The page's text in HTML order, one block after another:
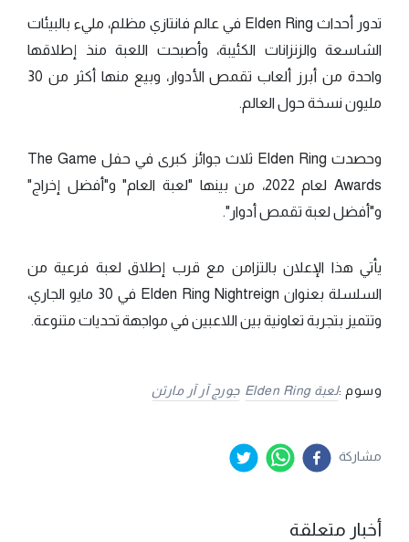
تدور أحداث Elden Ring في عالم فانتازي مظلم، مليء بالبيئات
الشاسعة والزنزانات الكئيبة، وأصبحت اللعبة منذ إطلاقها
واحدة من أبرز ألعاب تقمص الأدوار، وبيع منها أكثر من 30
مليون نسخة حول العالم.
وحصدت Elden Ring ثلاث جوائز كبرى في حفل The Game
Awards لعام 2022، من بينها "لعبة العام" و"أفضل إخراج"
و"أفضل لعبة تقمص أدوار".
يأتي هذا الإعلان بالتزامن مع قرب إطلاق لعبة فرعية من
السلسلة بعنوان Elden Ring Nightreign في 30 مايو الجاري،
وتتميز بتجربة تعاونية بين اللاعبين في مواجهة تحديات متنوعة.
وسوم :لعبة Elden Ring جورج آر آر مارتن
مشاركة
أخبار متعلقة